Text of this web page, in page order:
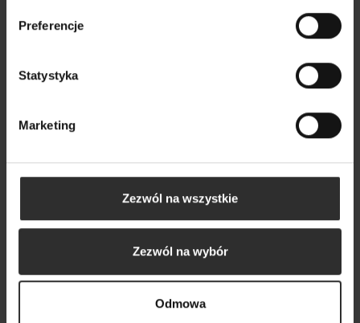
Preferencje
Statystyka
Marketing
Zezwól na wszystkie
Zezwól na wybór
Odmowa
Nowy